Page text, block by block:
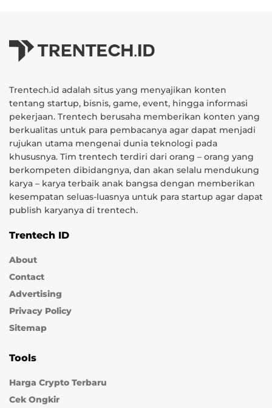
Trentech.id adalah situs yang menyajikan konten
tentang startup, bisnis, game, event, hingga informasi
pekerjaan. Trentech berusaha memberikan konten yang
berkualitas untuk para pembacanya agar dapat menjadi
rujukan utama mengenai dunia teknologi pada
khususnya. Tim trentech terdiri dari orang – orang yang
berkompeten dibidangnya, dan akan selalu mendukung
karya – karya terbaik anak bangsa dengan memberikan
kesempatan seluas-luasnya untuk para startup agar dapat
publish karyanya di trentech.
Trentech ID
About
Contact
Advertising
Privacy Policy
Sitemap
Tools
Harga Crypto Terbaru
Cek Ongkir